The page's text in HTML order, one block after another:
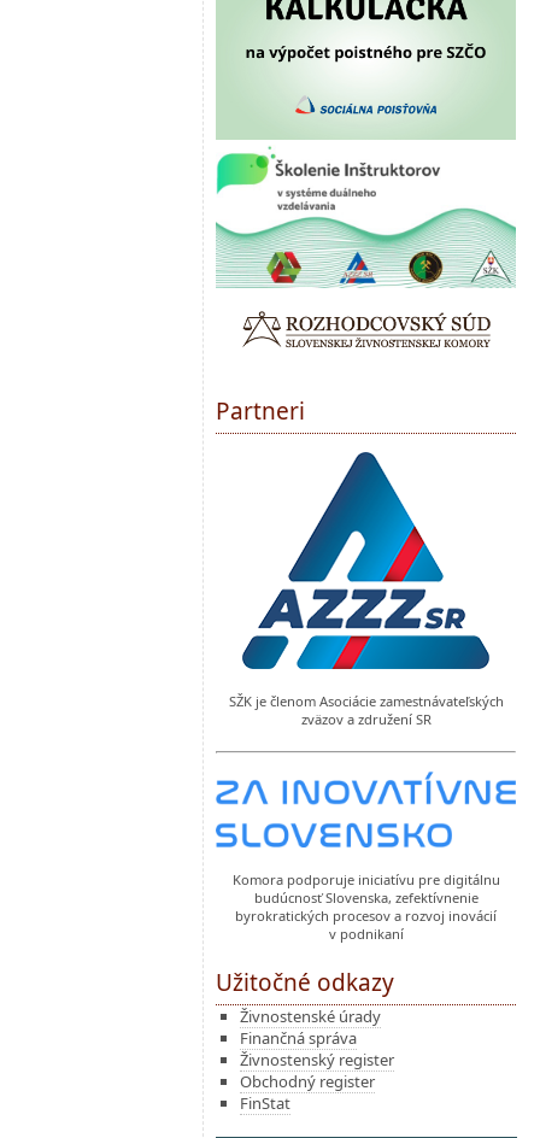
Partneri
SŽK je členom Asociácie zamestnávateľských
zväzov a združení SR
Komora podporuje iniciatívu pre digitálnu
budúcnosť Slovenska, zefektívnenie
byrokratických procesov a rozvoj inovácií
v podnikaní
Užitočné odkazy
Živnostenské úrady
Finančná správa
Živnostenský register
Obchodný register
FinStat